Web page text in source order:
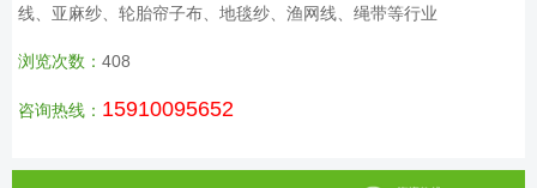
线、亚麻纱、轮胎帘子布、地毯纱、渔网线、绳带等行业
浏览次数： 408
咨询热线： 15910095652